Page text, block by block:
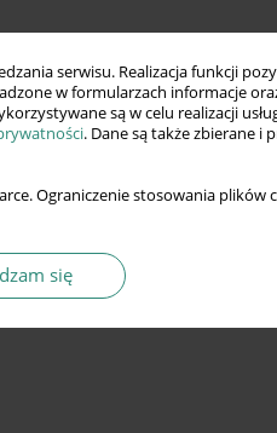
serwisu. Realizacja funkcji
w formularzach informacje
są w celu realizacji
. Dane są także zbierane i
Ograniczenie stosowania
się